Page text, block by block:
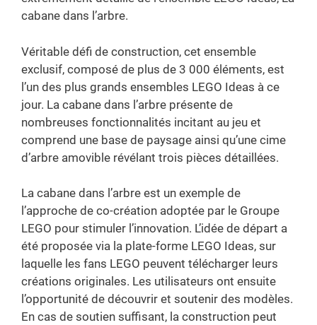
cabane dans l’arbre.
Véritable défi de construction, cet ensemble
exclusif, composé de plus de 3 000 éléments, est
l’un des plus grands ensembles LEGO Ideas à ce
jour. La cabane dans l’arbre présente de
nombreuses fonctionnalités incitant au jeu et
comprend une base de paysage ainsi qu’une cime
d’arbre amovible révélant trois pièces détaillées.
La cabane dans l’arbre est un exemple de
l’approche de co-création adoptée par le Groupe
LEGO pour stimuler l’innovation. L’idée de départ a
été proposée via la plate-forme LEGO Ideas, sur
laquelle les fans LEGO peuvent télécharger leurs
créations originales. Les utilisateurs ont ensuite
l’opportunité de découvrir et soutenir des modèles.
En cas de soutien suffisant, la construction peut